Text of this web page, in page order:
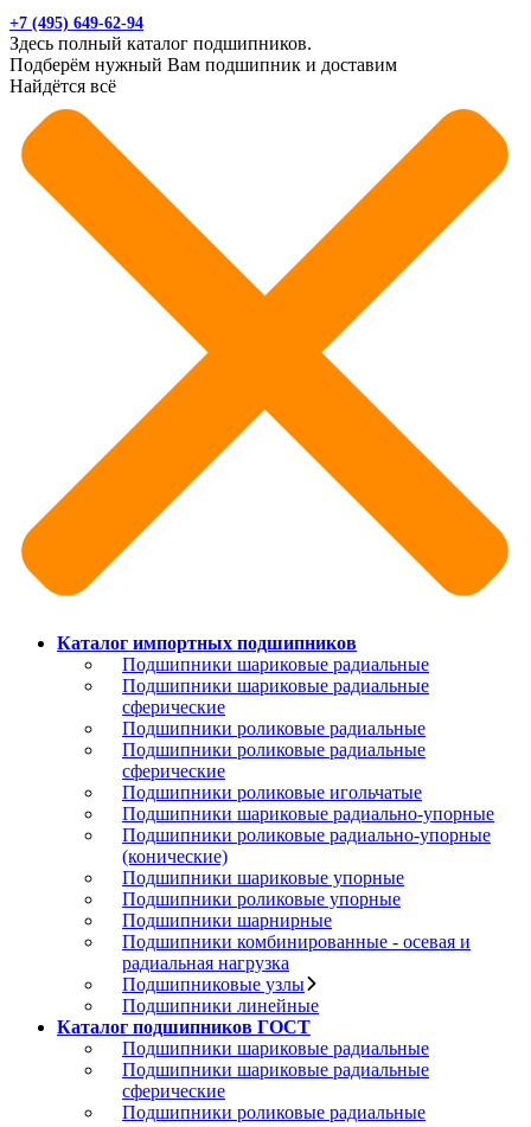
+7 (495) 649-62-94
Здесь полный каталог подшипников.
Подберём нужный Вам подшипник и доставим
Найдётся всё
Каталог импортных подшипников
Подшипники шариковые радиальные
Подшипники шариковые радиальные
сферические
Подшипники роликовые радиальные
Подшипники роликовые радиальные
сферические
Подшипники роликовые игольчатые
Подшипники шариковые радиально-упорные
Подшипники роликовые радиально-упорные
(конические)
Подшипники шариковые упорные
Подшипники роликовые упорные
Подшипники шарнирные
Подшипники комбинированные - осевая и
радиальная нагрузка
Подшипниковые узлы
Подшипники линейные
Каталог подшипников ГОСТ
Подшипники шариковые радиальные
Подшипники шариковые радиальные
сферические
Подшипники роликовые радиальные